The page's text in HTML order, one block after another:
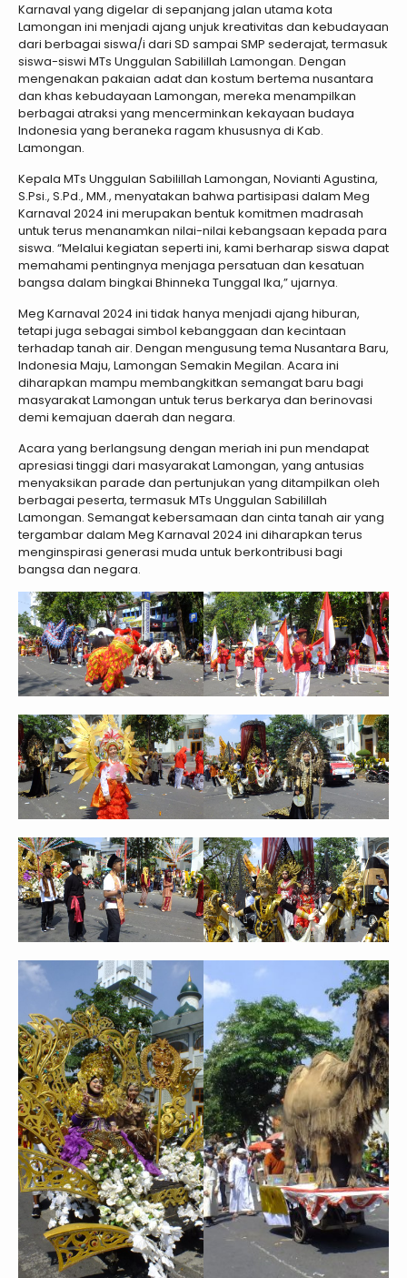
Karnaval yang digelar di sepanjang jalan utama kota
Lamongan ini menjadi ajang unjuk kreativitas dan kebudayaan
dari berbagai siswa/i dari SD sampai SMP sederajat, termasuk
siswa-siswi MTs Unggulan Sabilillah Lamongan. Dengan
mengenakan pakaian adat dan kostum bertema nusantara
dan khas kebudayaan Lamongan, mereka menampilkan
berbagai atraksi yang mencerminkan kekayaan budaya
Indonesia yang beraneka ragam khususnya di Kab.
Lamongan.
Kepala MTs Unggulan Sabilillah Lamongan, Novianti Agustina,
S.Psi., S.Pd., MM., menyatakan bahwa partisipasi dalam Meg
Karnaval 2024 ini merupakan bentuk komitmen madrasah
untuk terus menanamkan nilai-nilai kebangsaan kepada para
siswa. “Melalui kegiatan seperti ini, kami berharap siswa dapat
memahami pentingnya menjaga persatuan dan kesatuan
bangsa dalam bingkai Bhinneka Tunggal Ika,” ujarnya.
Meg Karnaval 2024 ini tidak hanya menjadi ajang hiburan,
tetapi juga sebagai simbol kebanggaan dan kecintaan
terhadap tanah air. Dengan mengusung tema Nusantara Baru,
Indonesia Maju, Lamongan Semakin Megilan. Acara ini
diharapkan mampu membangkitkan semangat baru bagi
masyarakat Lamongan untuk terus berkarya dan berinovasi
demi kemajuan daerah dan negara.
Acara yang berlangsung dengan meriah ini pun mendapat
apresiasi tinggi dari masyarakat Lamongan, yang antusias
menyaksikan parade dan pertunjukan yang ditampilkan oleh
berbagai peserta, termasuk MTs Unggulan Sabilillah
Lamongan. Semangat kebersamaan dan cinta tanah air yang
tergambar dalam Meg Karnaval 2024 ini diharapkan terus
menginspirasi generasi muda untuk berkontribusi bagi
bangsa dan negara.